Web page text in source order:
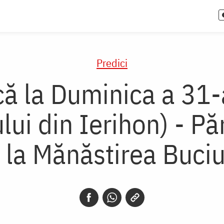
Predici
la Duminica a
din Ierihon) -
la Mănăstirea